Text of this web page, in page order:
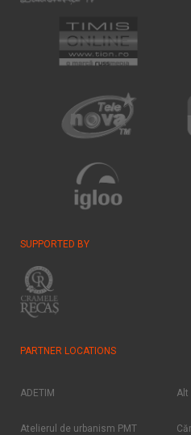
SUPPORTED BY
PARTNER LOCATIONS
ADETIM Alt
Atelierul de urbanism PMT